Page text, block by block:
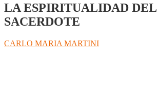
LA ESPIRITUALIDAD DEL
SACERDOTE
CARLO MARIA MARTINI